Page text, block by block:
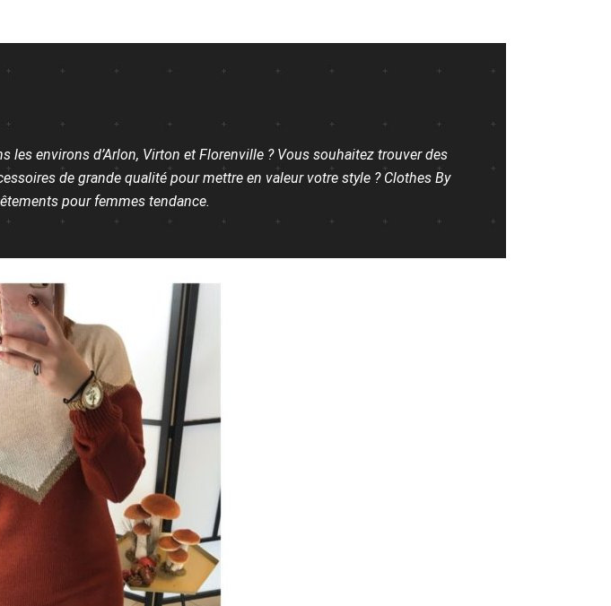
les environs d’Arlon, Virton et Florenville ? Vous souhaitez trouver des
de grande qualité pour mettre en valeur votre style ? Clothes By
pour femmes tendance.